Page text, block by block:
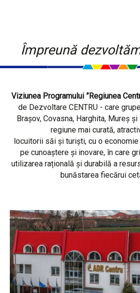
Împreună
Viziunea Programului ”Regiunea
de Dezvoltare CENTRU - care
Brașov, Covasna, Harghita, Mureș
regiune mai curată,
locuitorii săi și turiști, cu o
pe cunoaștere și inovare, în care
utilizarea rațională și durabilă a
bunăstarea fiecărui